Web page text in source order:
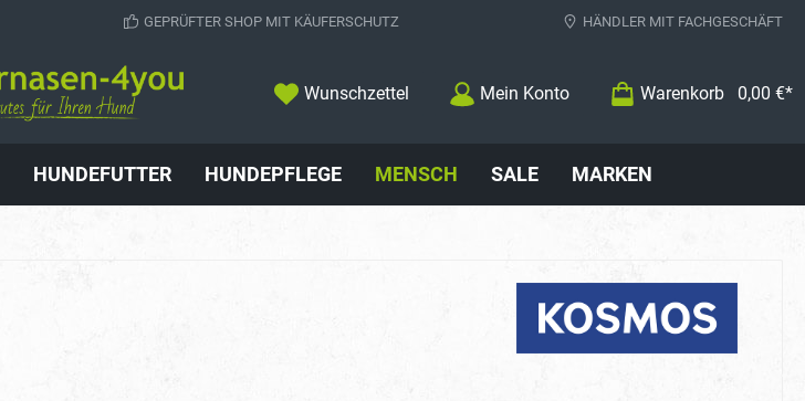
GEPRÜFTER SHOP MIT KÄUFERSCHUTZ HÄNDLER MIT FACHGESCHÄFT
Wunschzettel Mein Konto Warenkorb 0,00 €*
HUNDEFUTTER HUNDEPFLEGE MENSCH SALE MARKEN